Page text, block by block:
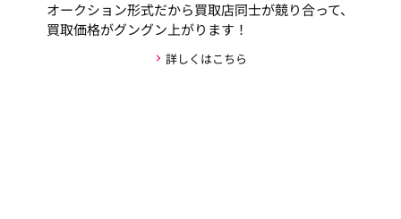
オークション形式だから買取店同士が競り合って、
買取価格がグングン上がります！
詳しくはこちら